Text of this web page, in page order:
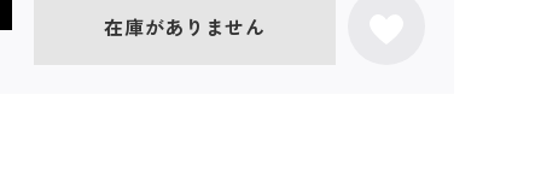
在庫がありません